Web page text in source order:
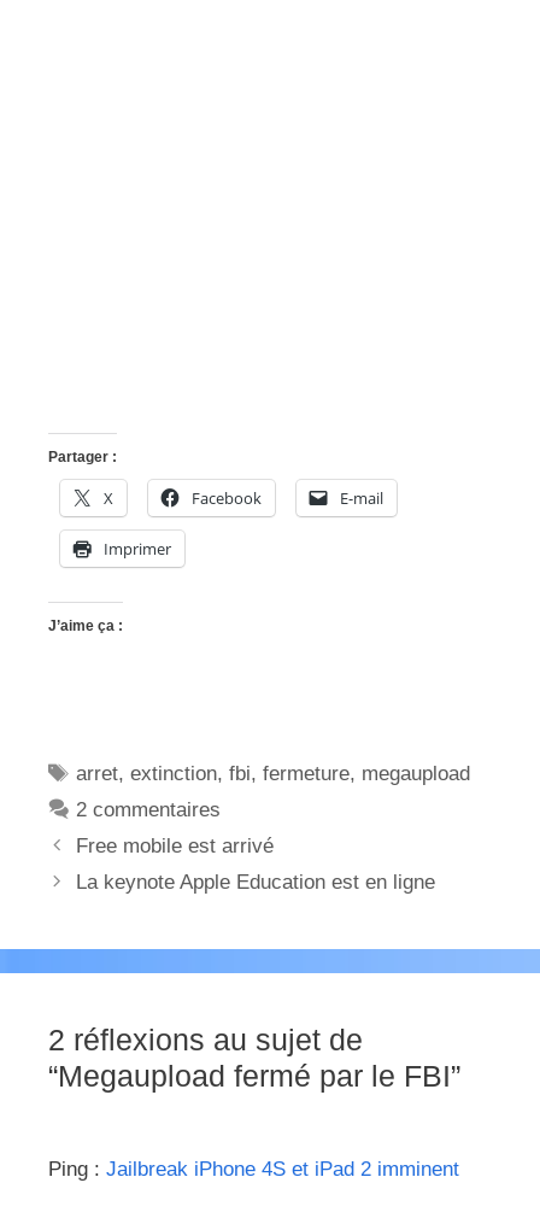
Partager :
X Facebook E-mail
Imprimer
J’aime ça :
Étiquettes
arret,extinction,fbi,fermeture, megaupload
2 commentaires
Free mobile est arrivé
La keynote Apple Education est en ligne
2 réflexions au sujet de
“Megaupload fermé par le FBI”
Ping : Jailbreak iPhone 4S et iPad 2 imminent